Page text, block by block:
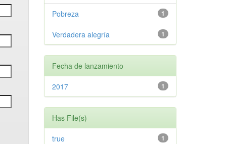
1
Pobreza
1
Verdadera alegría
Fecha de lanzamiento
1
2017
Has File(s)
1
true